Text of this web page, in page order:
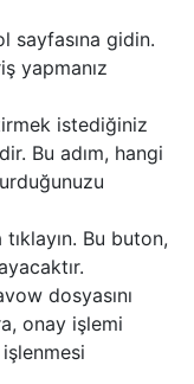
sayfasına gidin.
yapmanız
istediğiniz
Bu adım, hangi
Bu buton,
dosyasını
onay işlemi